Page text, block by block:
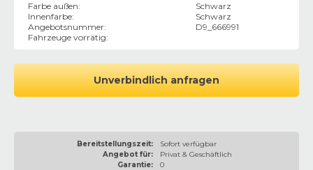
Farbe außen:
Schwarz
Innenfarbe:
Schwarz
Angebotsnummer:
D9_666991
Fahrzeuge vorrätig:
Unverbindlich anfragen
Bereitstellungszeit:
Sofort verfügbar
Angebot für:
Privat & Geschäftlich
Garantie:
0